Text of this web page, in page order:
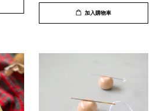
加入購物車